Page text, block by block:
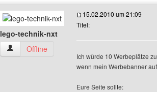
lego-technik-nxt
lego-technik-nxt Benutzer-Profile anzeigen
Offline
15.02.2010 um 21:09
Titel:
Ich würde 10 Werbeplätze
wenn mein Werbebanner
Eure Seite sollte: